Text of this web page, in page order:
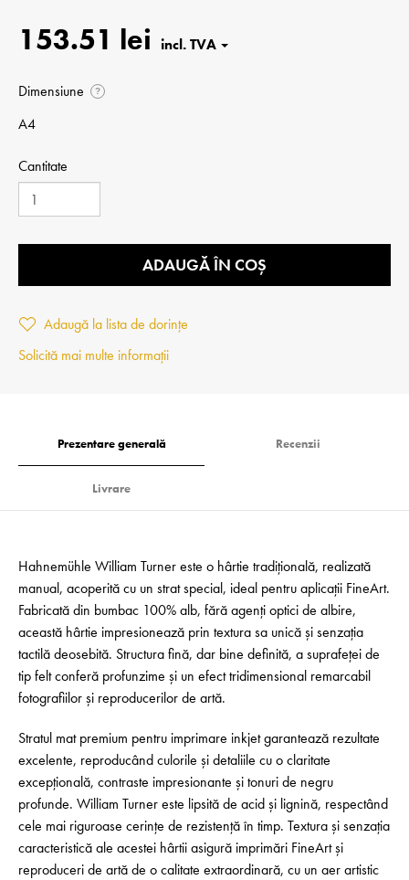
153.51 lei
Dimensiune ?
A4
Cantitate
ADAUGĂ ÎN COȘ
Adaugă la lista de dorințe
Solicită mai multe informații
Prezentare generală Recenzii
Livrare
Hahnemühle William Turner este o hârtie tradițională, realizată
manual, acoperită cu un strat special, ideal pentru aplicații FineArt.
Fabricată din bumbac 100% alb, fără agenți optici de albire,
această hârtie impresionează prin textura sa unică și senzația
tactilă deosebită. Structura fină, dar bine definită, a suprafeței de
tip felt conferă profunzime și un efect tridimensional remarcabil
fotografiilor și reproducerilor de artă.
Stratul mat premium pentru imprimare inkjet garantează rezultate
excelente, reproducând culorile și detaliile cu o claritate
excepțională, contraste impresionante și tonuri de negru
profunde. William Turner este lipsită de acid și lignină, respectând
cele mai riguroase cerințe de rezistență în timp. Textura și senzația
caracteristică ale acestei hârtii asigură imprimări FineArt și
reproduceri de artă de o calitate extraordinară, cu un aer artistic